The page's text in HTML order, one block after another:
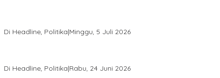
Di Headline, Politika|Minggu, 5 Juli 2026
Di Headline, Politika|Rabu, 24 Juni 2026